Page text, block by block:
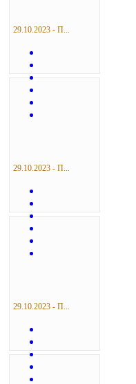
29.10.2023 - П...
29.10.2023 - П...
29.10.2023 - П...